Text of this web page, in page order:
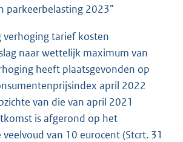
parkeerbelasting 2023”
verhoging tarief kosten
naar wettelijk maximum van
heeft plaatsgevonden op
april 2022
van die van april 2021
is afgerond op het
van 10 eurocent (Stcrt. 31